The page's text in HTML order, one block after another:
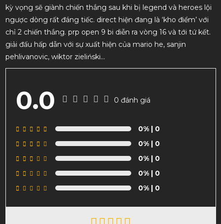
kỳ vọng sẽ giành chiến thắng sau khi bị legend và heroes lội
ngược dòng rất đáng tiếc. direct hiện đang là ‘kho điểm’ với
chỉ 2 chiến thắng. prp open 9 bi diễn ra vòng 16 và tới tứ kết.
giải đấu hấp dẫn với sự xuất hiện của mario he, sanjin
pehlivanovic, wiktor zieliński…
0.0 0 đánh giá
0%| 0
0%| 0
0%| 0
0%| 0
0%| 0